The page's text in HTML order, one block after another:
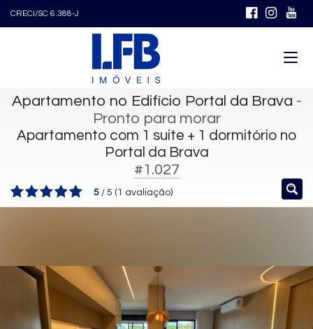
CRECI/SC 6.388-J
Apartamento no Edifício Portal da Brava -
Pronto para morar
Apartamento com 1 suite + 1 dormitório no
Portal da Brava
#1.027
5 / 5 ( 1 avaliação)